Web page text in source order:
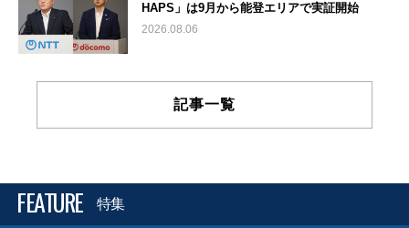
HAPS」は9月から能登エリアで実証開始
2026.08.06
記事一覧
FEATURE 特集